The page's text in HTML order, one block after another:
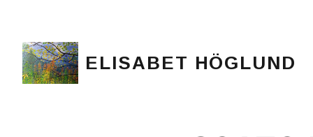
ELISABET HÖGLUND